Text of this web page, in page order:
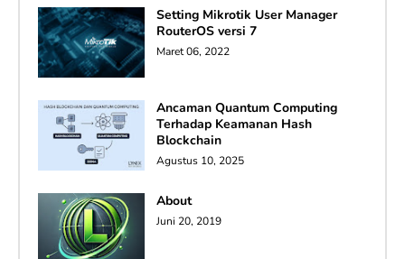
Setting Mikrotik User Manager
RouterOS versi 7
Maret 06, 2022
Ancaman Quantum Computing
Terhadap Keamanan Hash
Blockchain
Agustus 10, 2025
About
Juni 20, 2019